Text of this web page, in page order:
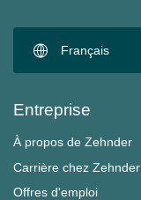
Français
Entreprise
À propos de Zehnder
Carrière chez Zehnder
Offres d'emploi